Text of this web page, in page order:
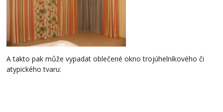
A takto pak může vypadat oblečené okno trojúhelníkového či
atypického tvaru: